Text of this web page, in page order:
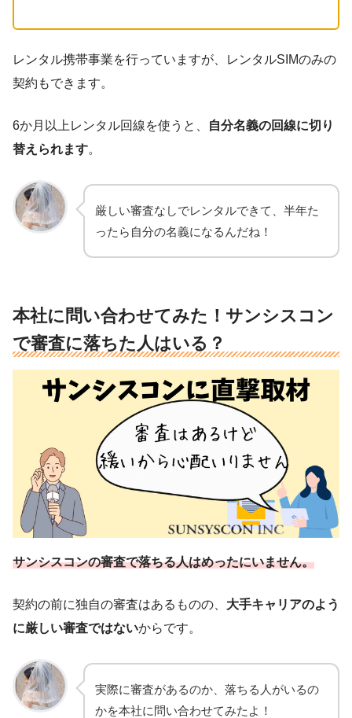
レンタル携帯事業を行っていますが、レンタルSIMのみの
契約もできます。
6か月以上レンタル回線を使うと、
自分名義の回線に切り
替えられます。
厳しい審査なしでレンタルできて、半年た
ったら自分の名義になるんだね！
本社に問い合わせてみた！サンシスコン
で審査に落ちた人はいる？
サンシスコンの審査で落ちる人はめったにいません。
契約の前に独自の審査はあるものの、 大手キャリアのよう
に厳しい審査ではないからです。
実際に審査があるのか、落ちる人がいるの
かを本社に問い合わせてみたよ！